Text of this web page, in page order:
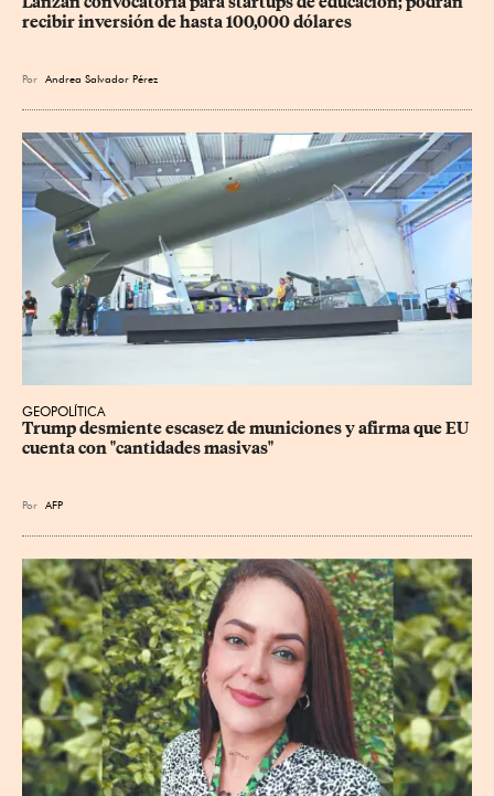
recibir inversión de hasta 100,000 dólares
Por Andrea Salvador Pérez
GEOPOLÍTICA
Trump desmiente escasez de municiones y afirma que EU
cuenta con "cantidades masivas"
Por AFP